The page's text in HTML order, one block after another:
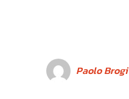
Paolo Brogi